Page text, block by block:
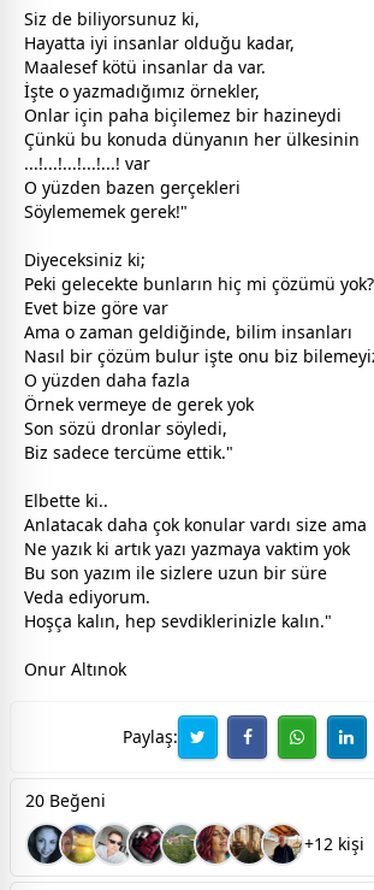
Siz de biliyorsunuz ki,
Hayatta iyi insanlar olduğu kadar,
Maalesef kötü insanlar da var.
İşte o yazmadığımız örnekler,
Onlar için paha biçilemez bir hazineydi
Çünkü bu konuda dünyanın her ülkesinin
...!...!...!...!...! var
O yüzden bazen gerçekleri
Söylememek gerek!"
Diyeceksiniz ki;
Peki gelecekte bunların hiç mi çözümü
Evet bize göre var
Ama o zaman geldiğinde, bilim insanları
Nasıl bir çözüm bulur işte onu biz
O yüzden daha fazla
Örnek vermeye de gerek yok
Son sözü dronlar söyledi,
Biz sadece tercüme ettik."
Elbette ki..
Anlatacak daha çok konular vardı size ama
Ne yazık ki artık yazı yazmaya vaktim yok
Bu son yazım ile sizlere uzun bir süre
Veda ediyorum.
Hoşça kalın, hep sevdiklerinizle kalın."
Onur Altınok
Paylaş:
20 Beğeni
+12 kişi